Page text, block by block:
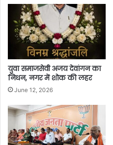
युवा समाजसेवी अजय देवांगन का
निधन, नगर में शोक की लहर
June 12, 2026